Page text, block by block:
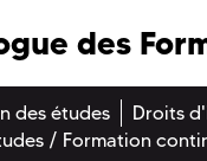
des
des études Droits
/ Formation